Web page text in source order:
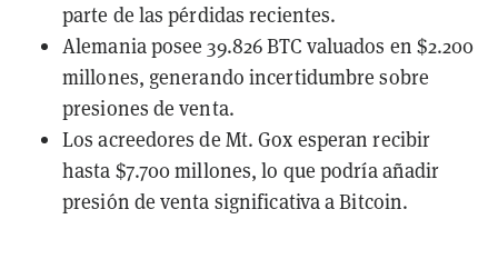
parte de las pérdidas recientes.
Alemania posee 39.826 BTC valuados en $2.200
millones, generando incertidumbre sobre
presiones de venta.
Los acreedores de Mt. Gox esperan recibir
hasta $7.700 millones, lo que podría añadir
presión de venta significativa a Bitcoin.